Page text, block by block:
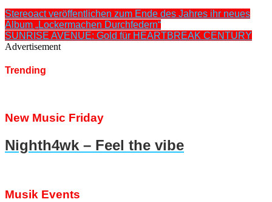
Stereoact veröffentlichen zum Ende des Jahres ihr neues
Album „Lockermachen Durchfedern“
SUNRISE AVENUE: Gold für HEARTBREAK CENTURY
Advertisement
Trending
New Music Friday
Nighth4wk – Feel the vibe
Musik Events